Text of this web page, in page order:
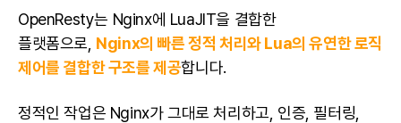
OpenResty는 Nginx에 LuaJIT을 결합한
플랫폼으로, Nginx의 빠른 정적 처리와 Lua의 유연한 로직
제어를 결합한 구조를 제공합니다.
정적인 작업은 Nginx가 그대로 처리하고, 인증, 필터링,